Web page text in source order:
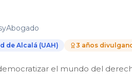
de Alcalá (UAH) 3 años
el mundo del